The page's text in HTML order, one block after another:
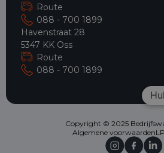
Route
088 - 700 1899
Havenstraat 28
5347 KK Oss
Route
088 - 700 1899
Copyright © 2025
Algemene voorwaarden